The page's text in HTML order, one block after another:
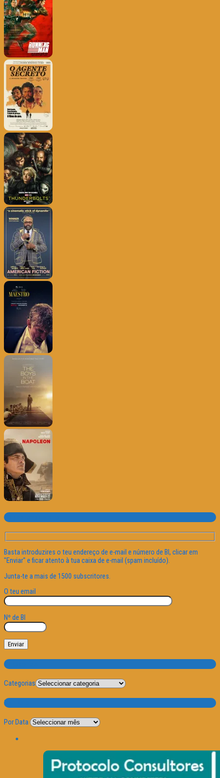
Subscrever o site
Basta introduzires o teu endereço de e-mail e número de BI, clicar em
"Enviar" e ficar atento à tua caixa de e-mail (spam incluído).
Junta-te a mais de 1500 subscritores.
O teu email
Nº de BI
Categorias
Categorias
Por Data
Por Data